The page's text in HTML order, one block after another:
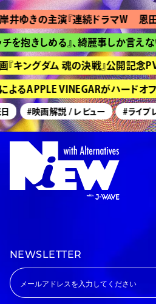
主演『連続ドラマＷ 恩田陸 ユー
しめる』、綺麗事しか言えない少女
ダム 魂の決戦』公開記念PV解禁
VINEGARがハードオフ藤
#映画解説 / レビュー #ライブレポー
NEWSLETTER